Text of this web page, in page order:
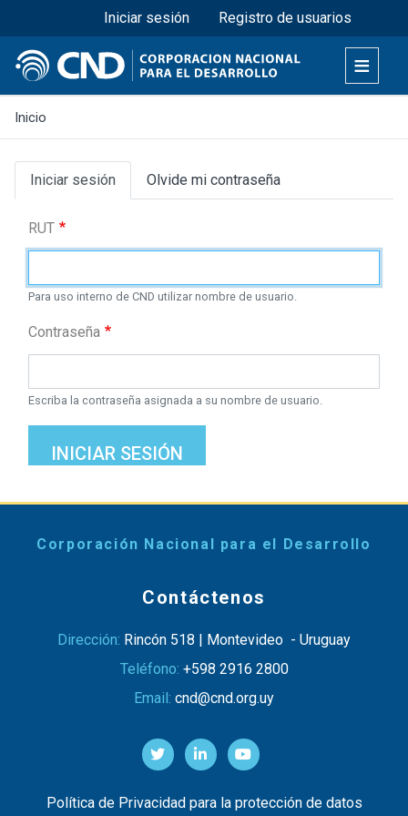
Pasar
al
contenido
principal
Menú superior
Iniciar sesión Registro de usuarios
Inicio
Primary
tabs
Iniciar sesión Olvide mi contraseña
RUT
Para uso interno de CND utilizar nombre de usuario.
Contraseña
Escriba la contraseña asignada a su nombre de usuario.
INICIAR SESIÓN
Corporación Nacional para el Desarrollo
Contáctenos
Dirección: Rincón 518 | Montevideo - Uruguay
Teléfono: +598 2916 2800
Email: cnd@cnd.org.uy
Política de Privacidad para la protección de datos